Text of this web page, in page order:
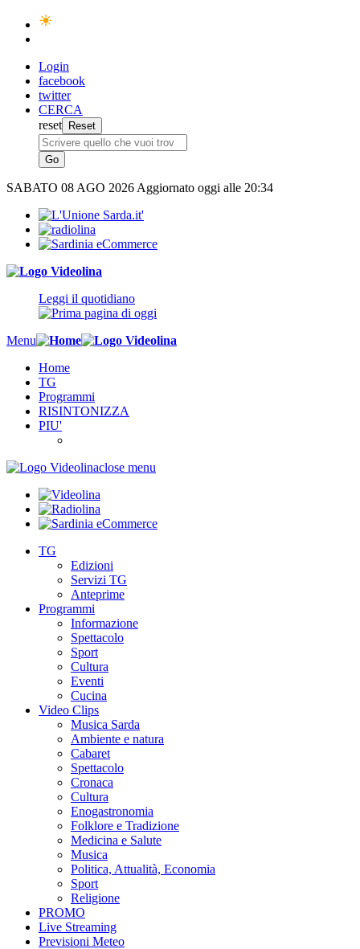
Login
facebook
twitter
CERCA
reset
SABATO 08 AGO 2026 Aggiornato oggi alle 20:34
Leggi il quotidiano
Menu
Home
TG
Programmi
RISINTONIZZA
PIU'
close menu
TG
Edizioni
Servizi TG
Anteprime
Programmi
Informazione
Spettacolo
Sport
Cultura
Eventi
Cucina
Video Clips
Musica Sarda
Ambiente e natura
Cabaret
Spettacolo
Cronaca
Cultura
Enogastronomia
Folklore e Tradizione
Medicina e Salute
Musica
Politica, Attualità, Economia
Sport
Religione
PROMO
Live Streaming
Previsioni Meteo